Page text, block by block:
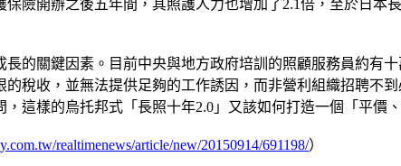
險開辦之後五年間，其照護人力也增加了2.1倍，至於日本
的關鍵因素。目前中央與地方政府培訓的照顧服務員約有
稅收，並無法提供足夠的工作誘因，而非營利組織招聘不
這樣的烏托邦式「長照十年2.0」又該如何打造一個「平價
realtimenews/article/new/20150914/691198/）